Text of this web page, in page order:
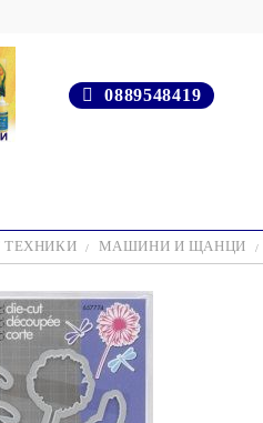
0889548419
ТЕХНИКИ МАШИНИ И ЩАНЦИ